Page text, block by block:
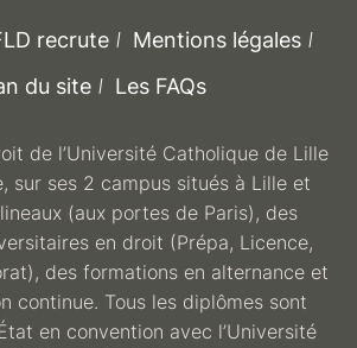
recrute
Mentions légales
du site
Les FAQs
de l’Université Catholique de Lille
sur ses 2 campus situés à Lille et
(aux portes de Paris), des
en droit (Prépa, Licence,
des formations en alternance et
continue. Tous les diplômes sont
en convention avec l’Université